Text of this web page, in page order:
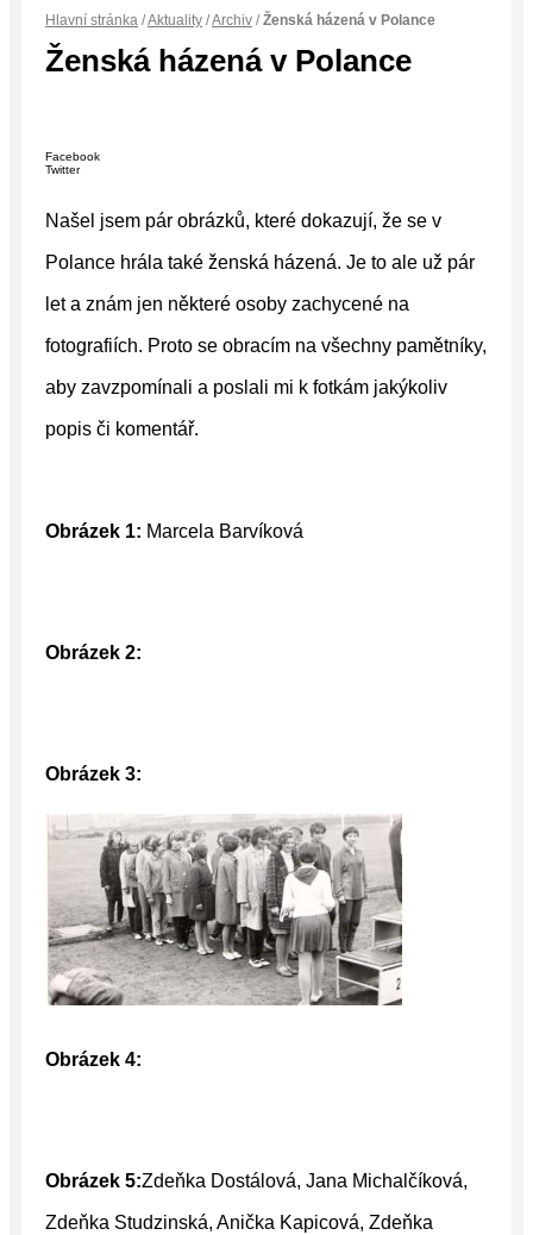
Hlavní stránka /Aktuality /Archiv /Ženská házená v Polance
Ženská házená v Polance
Facebook
Twitter
Našel jsem pár obrázků, které dokazují, že se v
Polance hrála také ženská házená. Je to ale už pár
let a znám jen některé osoby zachycené na
fotografiích. Proto se obracím na všechny pamětníky,
aby zavzpomínali a poslali mi k fotkám jakýkoliv
popis či komentář.
Obrázek 1: Marcela Barvíková
Obrázek 2:
Obrázek 3:
Obrázek 4:
Obrázek 5:Zdeňka Dostálová, Jana Michalčíková,
Zdeňka Studzinská, Anička Kapicová, Zdeňka